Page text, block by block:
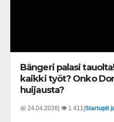
Bängeri palasi
kaikki työt? Onko
huijausta?
📅 24.04.2026 | 👁️ 1 411 Startupit